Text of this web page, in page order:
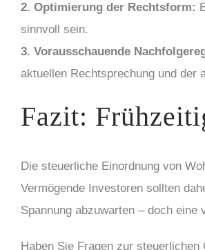
2. Optimierung der Rechtsform:
sinnvoll sein.
3. Vorausschauende
aktuellen Rechtsprechung und der
Fazit:
Die steuerliche Einordnung von
Vermögende Investoren sollten
Spannung abzuwarten – doch
Haben Sie Fragen zur